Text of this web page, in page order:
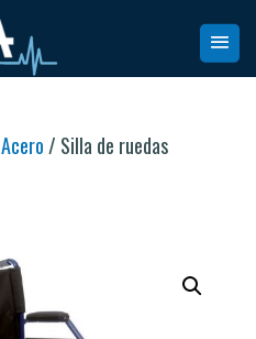
Acero / Silla de ruedas